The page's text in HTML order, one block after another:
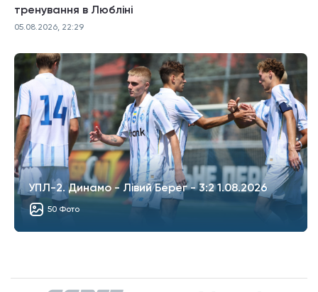
тренування в Любліні
05.08.2026, 22:29
УПЛ-2. Динамо - Лівий Берег - 3:2 1.08.2026
50 Фото